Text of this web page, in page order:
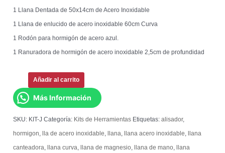
1 Llana Dentada de 50x14cm de Acero Inoxidable
1 Llana de enlucido de acero inoxidable 60cm Curva
1 Rodón para hormigón de acero azul.
1 Ranuradora de hormigón de acero inoxidable 2,5cm de profundidad
Añadir al carrito
Más Información
SKU: KIT-J Categoría: Kits de Herramientas Etiquetas:alisador,
hormigon,lla de acero inoxidable,llana,llana acero inoxidable,llana
canteadora,llana curva,llana de magnesio,llana de mano,llana